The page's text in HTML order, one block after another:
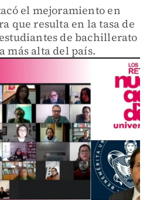
el mejoramiento en
que resulta en la tasa de
de bachillerato
más alta del país.